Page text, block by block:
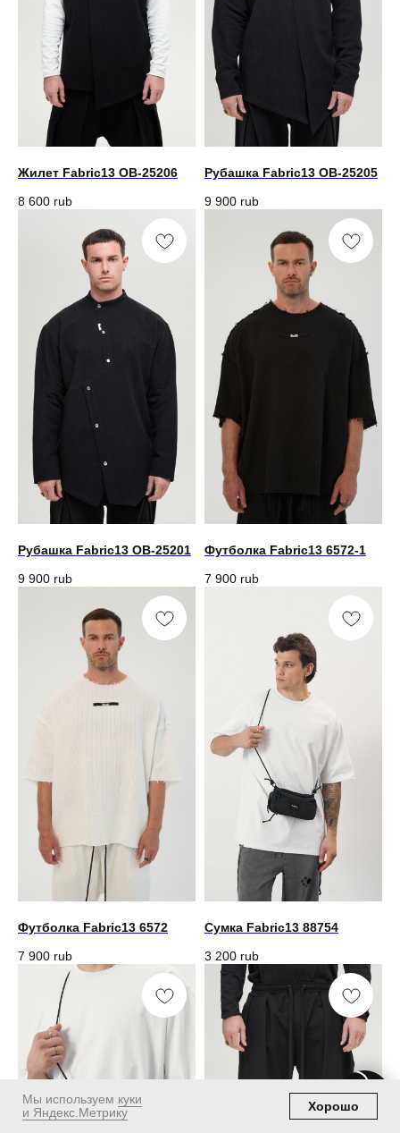
Мы используем куки
и Яндекс.Метрику
Хорошо
Жилет Fabric13 OB-25206
8 600 rub
Рубашка Fabric13 OB-25205
9 900 rub
Рубашка Fabric13 OB-25201
9 900 rub
Футболка Fabric13 6572-1
7 900 rub
Футболка Fabric13 6572
7 900 rub
Сумка Fabric13 88754
3 200 rub